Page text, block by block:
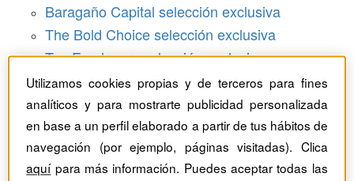
Baragaño Capital selección exclusiva
The Bold Choice selección exclusiva
Top Employers selección exclusiva
Hemeroteca
Monográficos
Dossieres
Utilizamos cookies propias y de terceros para fines
analíticos y para mostrarte publicidad personalizada
en base a un perfil elaborado a partir de tus hábitos de
navegación (por ejemplo, páginas visitadas). Clica
aquípara más información. Puedes aceptar todas las